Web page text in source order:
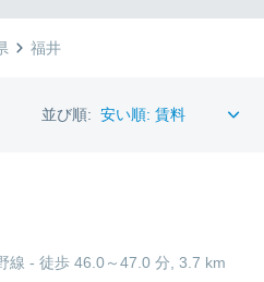
福井
並び順:
線 - 徒歩 46.0～47.0 分, 3.7 km